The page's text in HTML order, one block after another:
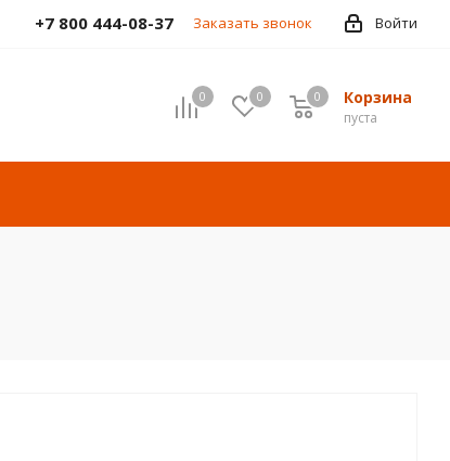
Войти
+7 800 444-08-37 Заказать звонок
0 0 Корзина
пуста
0